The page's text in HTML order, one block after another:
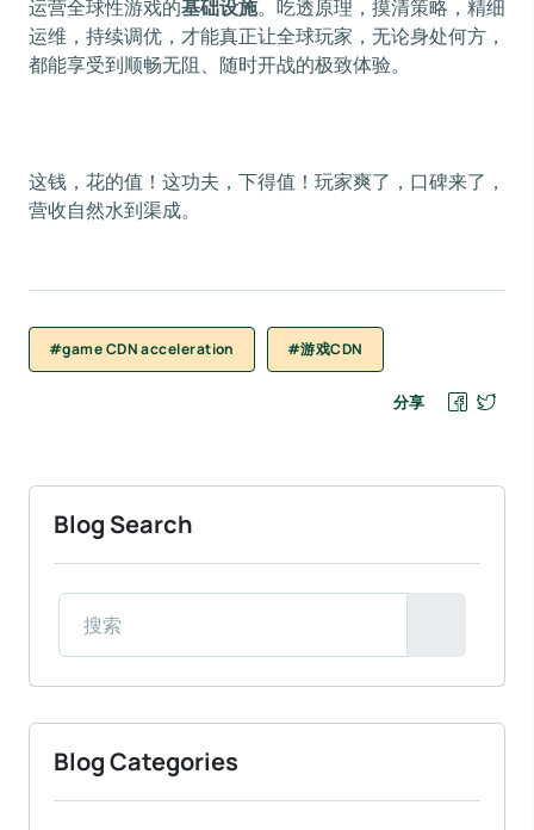
运营全球性游戏的基础设施。吃透原理，摸清策略，精细
运维，持续调优，才能真正让全球玩家，无论身处何方，
都能享受到顺畅无阻、随时开战的极致体验。
这钱，花的值！这功夫，下得值！玩家爽了，口碑来了，
营收自然水到渠成。
#game CDN acceleration #游戏CDN
分享
Blog Search
Blog Categories